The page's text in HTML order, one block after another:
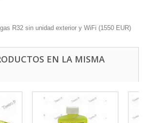
R32 sin unidad exterior y WiFi (1550 EUR)
EN LA MISMA